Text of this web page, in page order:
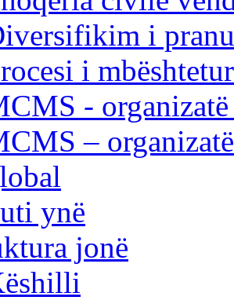
i
i
-
–
ynë
jonë